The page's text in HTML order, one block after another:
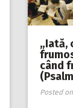
„Iată,
când
Posted on